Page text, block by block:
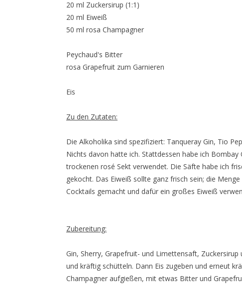
20 ml Zuckersirup (1:1)
20 ml Eiweiß
50 ml rosa Champagner
Peychaud's Bitter
rosa Grapefruit zum Garnieren
Eis
Zu den Zutaten:
Die Alkoholika sind spezifiziert: Tanqueray Gin, Tio
Nichts davon hatte ich. Stattdessen habe ich
trockenen rosé Sekt verwendet. Die Säfte habe ich
gekocht. Das Eiweiß sollte ganz frisch sein; die
Cocktails gemacht und dafür ein großes Eiweiß
Zubereitung:
Gin, Sherry, Grapefruit- und Limettensaft,
und kräftig schütteln. Dann Eis zugeben und erneut
Champagner aufgießen, mit etwas Bitter und